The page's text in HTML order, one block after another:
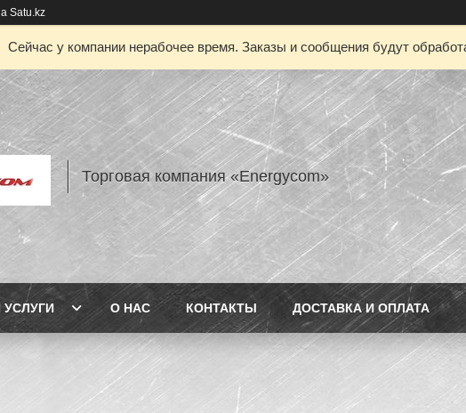
Satu.kz
Сейчас у компании нерабочее время. Заказы и сообщения будут
Торговая компания «Energycom»
О НАС КОНТАКТЫ ДОСТАВКА И ОПЛАТА